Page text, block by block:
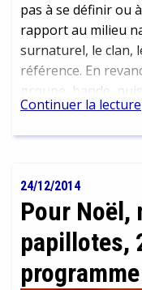
chimique et
ne pas profiter de
lumière quelques
les inventeurs de
Guimet à la
créés à cette
la hauteur des
permis à l'industrie
de s'enraciner en
pas à se définir ou
rapport au milieu
surnaturel, le clan,
référence. En
groupe, bande,
ou transfuges) se
Continuer la lecture
24/12/2014
Pour Noël,
papillotes,